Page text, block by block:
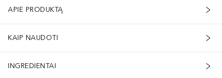
APIE PRODUKTĄ
KAIP NAUDOTI
INGREDIENTAI